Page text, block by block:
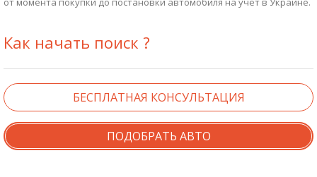
Как начать поиск ?
БЕСПЛАТНАЯ КОНСУЛЬТАЦИЯ
ПОДОБРАТЬ АВТО